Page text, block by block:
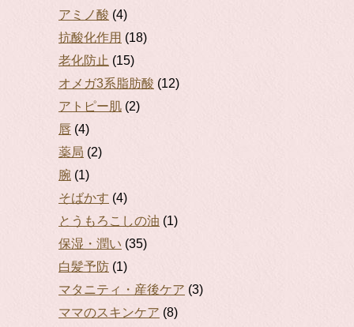
アミノ酸 (4)
抗酸化作用 (18)
老化防止 (15)
オメガ3系脂肪酸 (12)
アトピー肌 (2)
唇 (4)
薬局 (2)
腕 (1)
そばかす (4)
とうもろこしの油 (1)
保湿・潤い (35)
白髪予防 (1)
マタニティ・産後ケア (3)
ママのスキンケア (8)